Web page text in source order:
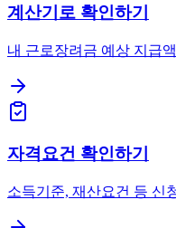
계산기로 확인하기
내 근로장려금 예상 지급
자격요건 확인하기
소득기준, 재산요건 등 신